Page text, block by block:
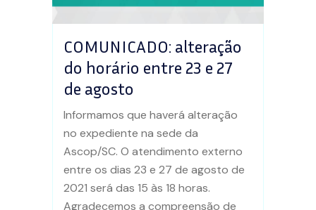
COMUNICADO: alteração
do horário entre 23 e 27
de agosto
Informamos que haverá alteração
no expediente na sede da
Ascop/SC. O atendimento externo
entre os dias 23 e 27 de agosto de
2021 será das 15 às 18 horas.
Agradecemos a compreensão de